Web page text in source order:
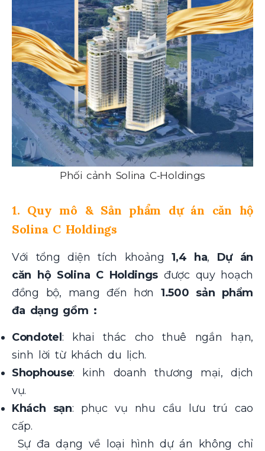
Phối cảnh Solina C-Holdings
1. Quy mô & Sản phẩm dự án căn hộ
Solina C Holdings
Với tổng diện tích khoảng1,4 ha, Dự án
căn hộ Solina C Holdings được quy hoạch
đồng bộ, mang đến hơn 1.500 sản phẩm
đa dạng gồm :
Condotel: khai thác cho thuê ngắn hạn,
sinh lời từ khách du lịch.
Shophouse: kinh doanh thương mại, dịch
vụ.
Khách sạn: phục vụ nhu cầu lưu trú cao
cấp.
Sự đa dạng về loại hình dự án không chỉ